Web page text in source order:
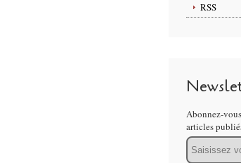
RSS
Abonnez-
articles
Email